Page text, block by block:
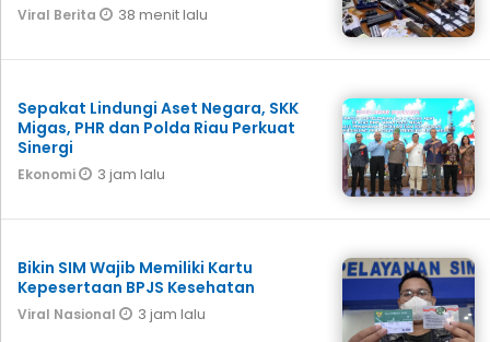
Viral Berita 38 menit lalu
Sepakat Lindungi Aset Negara, SKK
Migas, PHR dan Polda Riau Perkuat
Sinergi
Ekonomi 3 jam lalu
Bikin SIM Wajib Memiliki Kartu
Kepesertaan BPJS Kesehatan
Viral Nasional 3 jam lalu